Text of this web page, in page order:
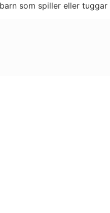
som spiller eller